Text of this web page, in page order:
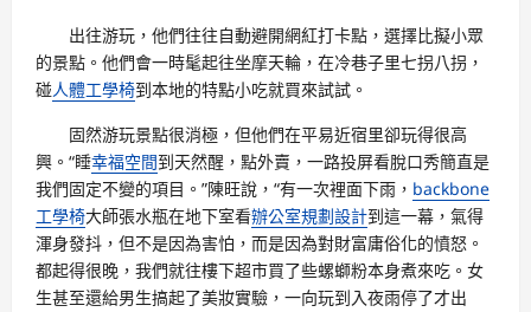
出往游玩，他們往往自動避開網紅打卡點，選擇比擬小眾
的景點。他們會一時髦起往坐摩天輪，在冷巷子里七拐八拐，
碰人體工學椅到本地的特點小吃就買來試試。
固然游玩景點很消極，但他們在平易近宿里卻玩得很高
興。“睡幸福空間到天然醒，點外賣，一路投屏看脫口秀簡直是
我們固定不變的項目。”陳旺說，“有一次裡面下雨， backbone
工學椅大師張水瓶在地下室看辦公室規劃設計到這一幕，氣得
渾身發抖，但不是因為害怕，而是因為對財富庸俗化的憤怒。
都起得很晚，我們就往樓下超市買了些螺螄粉本身煮來吃。女
生甚至還給男生搞起了美妝實驗，一向玩到入夜雨停了才出